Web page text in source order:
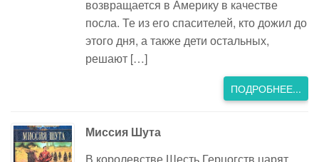
возвращается в Америку в качестве
посла. Те из его спасителей, кто дожил до
этого дня, а также дети остальных,
решают […]
ПОДРОБНЕЕ...
Миссия Шута